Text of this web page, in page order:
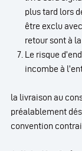
plus tard lors
être exclu
retour sont à
Le risque
incombe à
la livraison au
préalablement
convention